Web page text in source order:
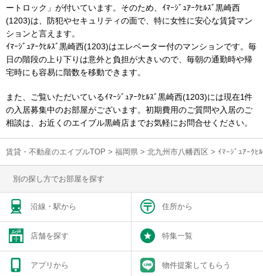
ートロック」が付いています。そのため、ｲﾏｰｼﾞｭｱｰｸﾋﾙｽﾞ黒崎西
(1203)は、防犯やセキュリティの面で、特に女性に安心な賃貸マン
ションと言えます。
ｲﾏｰｼﾞｭｱｰｸﾋﾙｽﾞ黒崎西(1203)はエレベーター付のマンションです。毎
日の階段の上り下りは意外と負担が大きいので、毎朝の通勤時や帰
宅時にも容易に階数を移動できます。
また、ご覧いただいているｲﾏｰｼﾞｭｱｰｸﾋﾙｽﾞ黒崎西(1203)には現在1件
の入居募集中のお部屋がございます。初期費用のご質問や入居のご
相談は、お近くのエイブル黒崎店までお気軽にお問合せください。
賃貸・不動産のエイブルTOP > 福岡県 > 北九州市八幡西区 > ｲﾏｰｼﾞｭｱｰｸﾋ
別の探し方でお部屋を探す
沿線・駅から 住所から
店舗を探す 特集一覧
アプリから 物件提案してもらう